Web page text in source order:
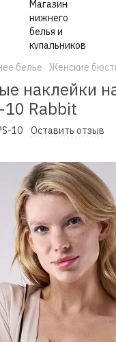
белье Женские
наклейки
10 Rabbit
10 Оставить отзыв